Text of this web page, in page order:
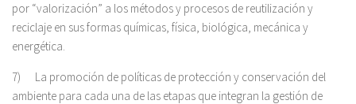
por “valorización” a los métodos y procesos de reutilización y
reciclaje en sus formas químicas, física, biológica, mecánica y
energética.
7) La promoción de políticas de protección y conservación del
ambiente para cada una de las etapas que integran la gestión de